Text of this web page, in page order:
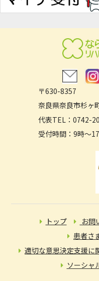
湘南リハビリテーショ
湘南記念小坪クリニック
岸和田こころのホスピ
堺リハビリテーション
大阪回生病院
介護老人保健施設 せい
小規模介護老人保健施
介護老人保健施設 せい
グループホーム せいふう
福山リハビリテーション
介護老人保健施設 ゆめ
介護複合施設 さくら並木
周南リハビリ元気村
住宅型有料老人ホーム
サービス付き高齢者向
グループホーム 和み
グループホーム 和み 福
グループホーム 和み 潮音
〒630-8357
奈良県奈良市杉ヶ
代表TEL：0742-
受付時間：9時〜
トップ お問
患者さ
適切な意思決定支援に
ソーシャ